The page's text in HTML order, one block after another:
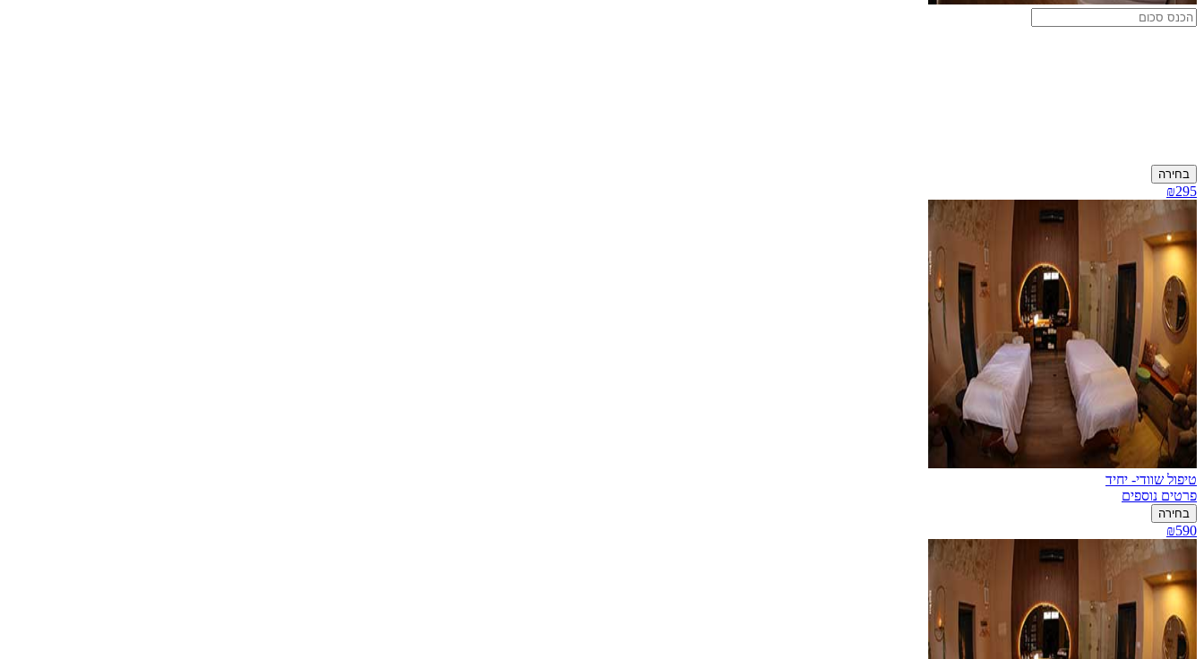
בחירה
₪295
טיפול שוודי- יחיד
פרטים נוספים
בחירה
₪590